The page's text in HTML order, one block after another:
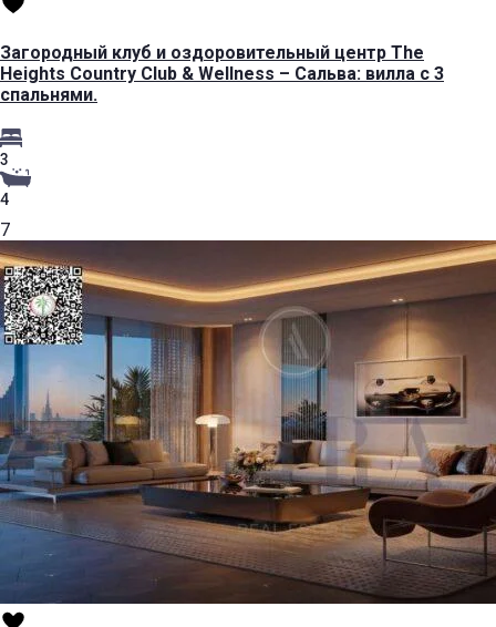
Загородный клуб и оздоровительный центр The
Heights Country Club & Wellness – Сальва: вилла с 3
спальнями.
3
4
7